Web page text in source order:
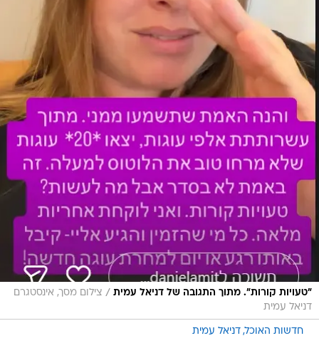
"טעויות קורות". מתוך התגובה של דניאל עמית / צילום מסך, אינסטגרם
דניאל עמית
חדשות האוכל דניאל עמית